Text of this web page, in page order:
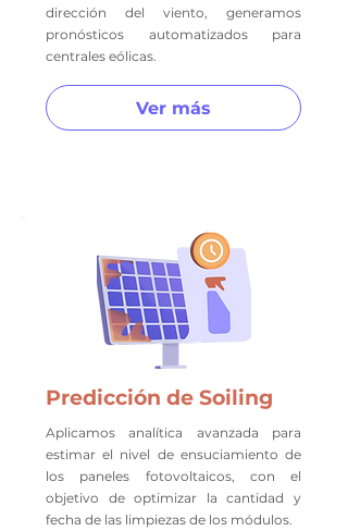
dirección del viento, generamos
pronósticos automatizados para
centrales eólicas.
Ver más
Predicción de Soiling
Aplicamos analítica avanzada para
estimar el nivel de ensuciamiento de
los paneles fotovoltaicos, con el
objetivo de optimizar la cantidad y
fecha de las limpiezas de los módulos.